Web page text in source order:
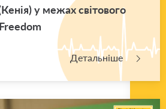
у межах сві­то­во­го
Детальніше